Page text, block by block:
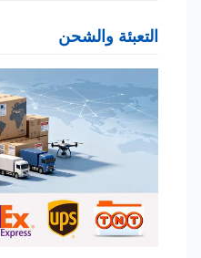
التعبئة والشحن